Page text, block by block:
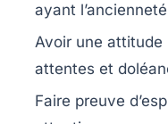
ayant
Avoir une attitude
attentes et
Faire preuve